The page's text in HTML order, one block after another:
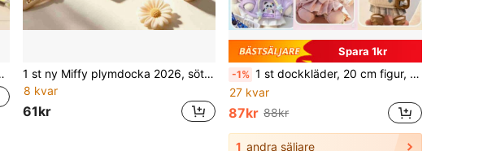
1 st ny Miffy plymdocka 2026, söt och mycket attraktiv, lämplig som födelsedags-, fest- och högtidspresent, fan-present och överraskningsdocka för vänner och familj, slumpmässig stil
8 kvar
61kr
Spara 1kr
-1% 1 st dockkläder, 20 cm figur, klänning för vardagsbruk, flera modeller tillgängliga, animefigur i mjukt tyg, söt plyschdocka, prisvärd vara runt 1 dollar
27 kvar
87kr 88kr
1 andra säljare